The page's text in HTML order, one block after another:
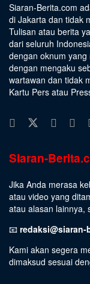
Siaran-Berita.com
di Jakarta dan tidak
Tulisan atau berita
dari seluruh
dengan oknum
dengan mengaku
wartawan dan tidak
Kartu Pers atau
Siaran-
Jika Anda merasa
atau video yang
atau alasan lainnya,
📧 redaksi@siaran-
Kami akan segera
dimaksud sesuai